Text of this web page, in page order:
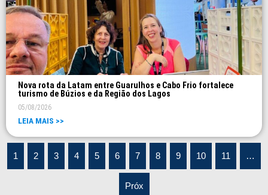
Nova rota da Latam entre Guarulhos e Cabo Frio fortalece
turismo de Búzios e da Região dos Lagos
05/08/2026
LEIA MAIS >>
1 2 3 4 5 6 7 8 9 10 11 …
Próx